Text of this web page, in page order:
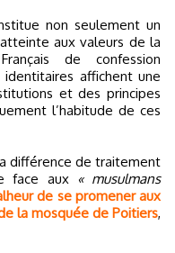
non seulement un
aux valeurs de la
de confession
affichent une
et des principes
l’habitude de ces
différence de traitement
face aux « musulmans
de se promener aux
la mosquée de Poitiers,